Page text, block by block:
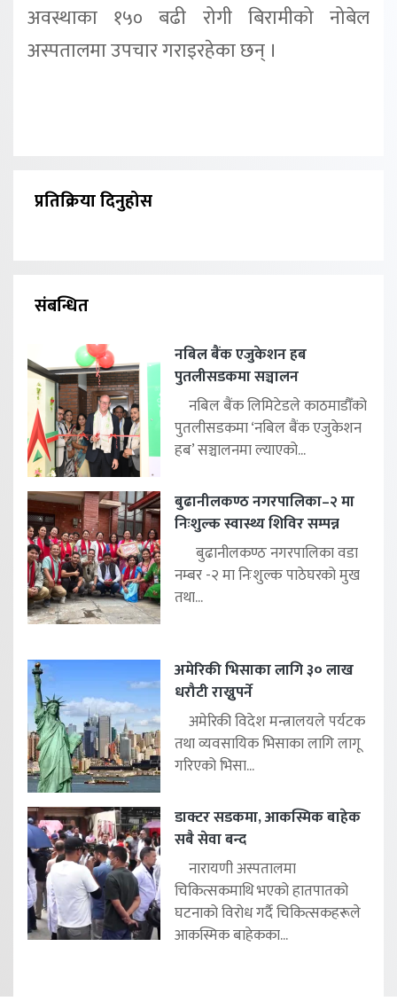
अवस्थाका १५० बढी रोगी बिरामीको नोबेल
अस्पतालमा उपचार गराइरहेका छन् ।
प्रतिक्रिया दिनुहोस
संबन्धित
नबिल बैंक एजुकेशन हब
पुतलीसडकमा सञ्चालन
नबिल बैंक लिमिटेडले काठमाडौँको
पुतलीसडकमा ‘नबिल बैंक एजुकेशन
हब’ सञ्चालनमा ल्याएको...
बुढानीलकण्ठ नगरपालिका–२ मा
निःशुल्क स्वास्थ्य शिविर सम्पन्न
बुढानीलकण्ठ नगरपालिका वडा
नम्बर -२ मा निःशुल्क पाठेघरको मुख
तथा...
अमेरिकी भिसाका लागि ३० लाख
धरौटी राख्नुपर्ने
अमेरिकी विदेश मन्त्रालयले पर्यटक
तथा व्यवसायिक भिसाका लागि लागू
गरिएको भिसा...
डाक्टर सडकमा, आकस्मिक बाहेक
सबै सेवा बन्द
नारायणी अस्पतालमा
चिकित्सकमाथि भएको हातपातको
घटनाको विरोध गर्दै चिकित्सकहरूले
आकस्मिक बाहेकका...